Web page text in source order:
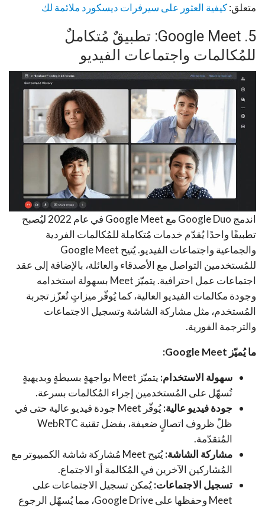
متعلق:كيفية العثور على سيرفرات ديسكورد ملائمة لك
5. Google Meet: تطبيقٌ مُتكاملٌ
للمُكالمات واجتماعات الفيديو
اندمج Google Duo مع Google Meet في عام 2022 ليُصبح
تطبيقًا واحدًا يُقدّم خدمات مُتكاملة للمُكالمات الفردية
والجماعية واجتماعات الفيديو. يُتيح Google Meet
للمُستخدمين التواصل مع الأصدقاء والعائلة، بالإضافة إلى عقد
اجتماعات عمل احترافية. يتميّز Meet بسهولة استخدامه
وجودة مكالمات الفيديو العالية، كما يُوفّر ميزاتٍ تُعزّز تجربة
المُستخدم، مثل مشاركة الشاشة وتسجيل الاجتماعات
والترجمة الفورية.
ما يُميّز Google Meet:
سهولة الاستخدام:
يتميّز Meet بواجهةٍ بسيطةٍ وبديهيةٍ
تُسهّل على المُستخدمين إجراء المُكالمات بسرعة.
جودة فيديو عالية:
يُوفّر Meet جودة فيديو عالية حتى في
ظلّ ظروف اتصالٍ ضعيفة، بفضل تقنية WebRTC
المُتقدّمة.
مشاركة الشاشة:
يُتيح Meet مُشاركة شاشة الكمبيوتر مع
المُشاركين الآخرين في المُكالمة أو الاجتماع.
تسجيل الاجتماعات:يُمكن تسجيل الاجتماعات على
Meet وحفظها على Google Drive، مما يُسهّل الرجوع